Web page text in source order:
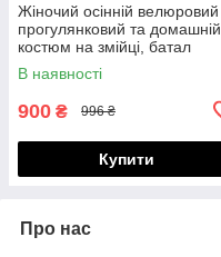
Жіночий осінній велюровий
прогулянковий та домашній
костюм на змійці, батал
великі розміри
В наявності
900 ₴ 996 ₴
Купити
Про нас